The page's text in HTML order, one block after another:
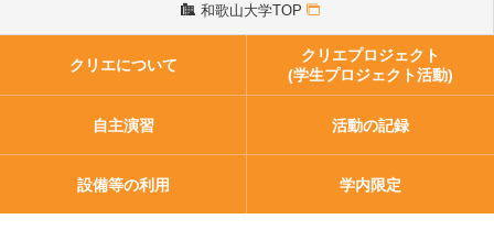
和歌山大学TOP
クリエについて
クリエプロジェクト
(学生プロジェクト活動)
自主演習 活動の記録
設備等の利用 学内限定